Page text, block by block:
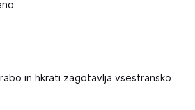
in hkrati zagotavlja vsestransko